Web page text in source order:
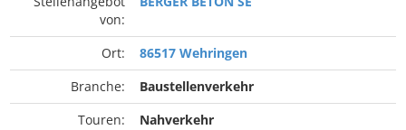
von:
Ort:
86517 Wehringen
Branche:
Baustellenverkehr
Touren:
Nahverkehr